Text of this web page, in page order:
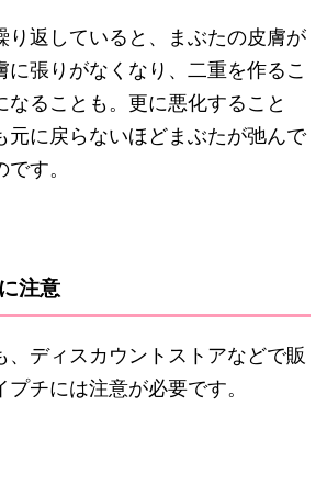
り返していると、まぶたの皮膚が
に張りがなくなり、二重を作るこ
なることも。更に悪化すること
元に戻らないほどまぶたが弛んで
す。
注意
、ディスカウントストアなどで販
チには注意が必要です。